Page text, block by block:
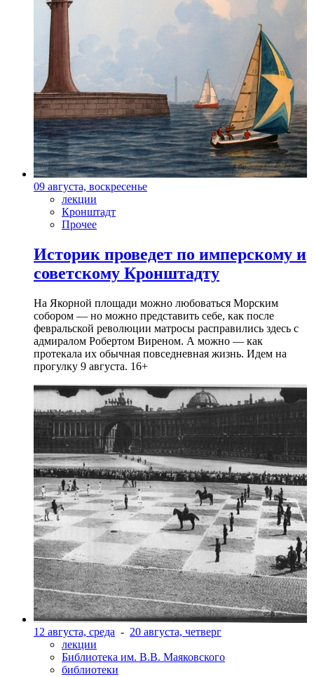
09 августа, воскресенье
лекции
Кронштадт
Прочее
Историк проведет по имперскому и
советскому Кронштадту
На Якорной площади можно любоваться Морским
собором — но можно представить себе, как после
февральской революции матросы расправились здесь с
адмиралом Робертом Виреном. А можно — как
протекала их обычная повседневная жизнь. Идем на
прогулку 9 августа. 16+
12 августа, среда - 20 августа, четверг
лекции
Библиотека им. В.В. Маяковского
библиотеки